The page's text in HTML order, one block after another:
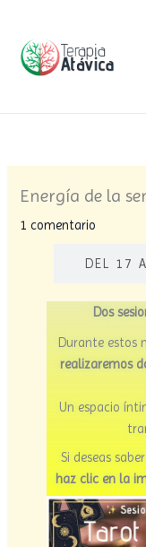
contenido
Energía de la
1 comentario
DEL 17
Dos
Durante estos
realizaremos
Un espacio
Si deseas
haz clic en la